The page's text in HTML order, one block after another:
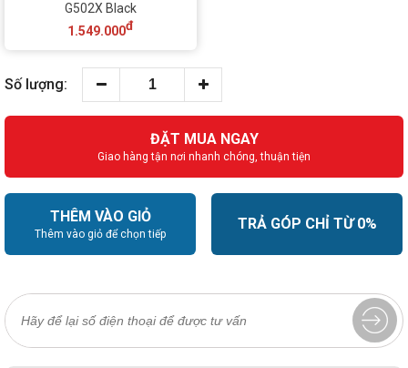
G502X Black
1.549.000đ
Số lượng:
ĐẶT MUA NGAY
Giao hàng tận nơi nhanh chóng, thuận tiện
THÊM VÀO GIỎ
Thêm vào giỏ để chọn tiếp
TRẢ GÓP CHỈ TỪ 0%